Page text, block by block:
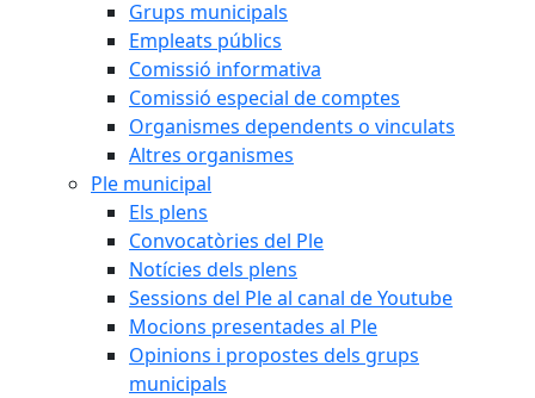
Grups municipals
Empleats públics
Comissió informativa
Comissió especial de comptes
Organismes dependents o vinculats
Altres organismes
Ple municipal
Els plens
Convocatòries del Ple
Notícies dels plens
Sessions del Ple al canal de Youtube
Mocions presentades al Ple
Opinions i propostes dels grups
municipals